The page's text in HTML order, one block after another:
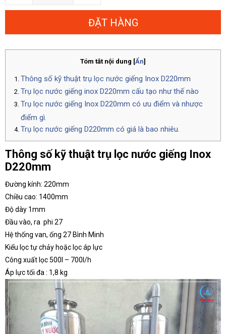
ĐẶT HÀNG
Tóm tắt nội dung [Ẩn]
Thông số kỹ thuật trụ lọc nước giếng Inox D220mm
Trụ lọc nước giếng inox D220mm cấu tạo như thế nào
Trụ lọc nước giếng Inox D220mm có ưu điểm và nhược
điểm gì.
Trụ lọc nước giếng D220mm có giá là bao nhiêu.
Thông số kỹ thuật trụ lọc nước giếng Inox
D220mm
Đường kính: 220mm
Chiều cao: 1400mm
Độ dày 1mm
Đầu vào, ra phi 27
Hệ thống van, ống 27 Bình Minh
Kiểu lọc tự chảy hoặc lọc áp lực
Công xuất lọc 500l – 700l/h
Áp lực tối đa : 1,8 kg